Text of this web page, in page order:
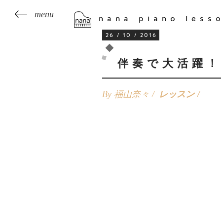
nana piano
26 / 10 / 2016
伴奏で大活躍！
By 福山奈々 / レッスン